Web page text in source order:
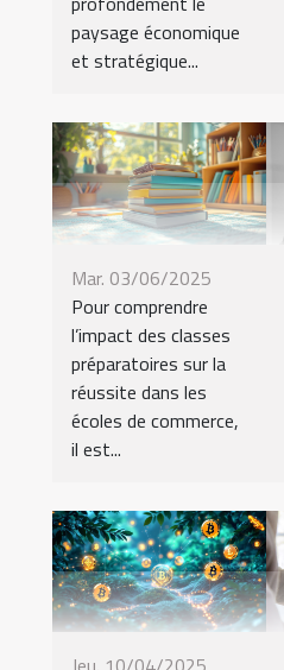
paysage économique
et stratégique...
Mar. 03/06/2025
Pour comprendre
l’impact des classes
préparatoires sur la
réussite dans les
écoles de commerce,
il est...